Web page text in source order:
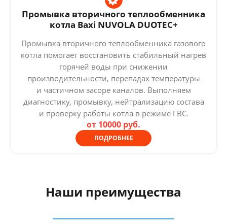
Промывка вторичного теплообменника
котла Baxi NUVOLA DUOTEC+
Промывка вторичного теплообменника газового
котла помогает восстановить стабильный нагрев
горячей воды при снижении
производительности, перепадах температуры
и частичном засоре каналов. Выполняем
диагностику, промывку, нейтрализацию состава
и проверку работы котла в режиме ГВС.
от 10000 руб.
ПОДРОБНЕЕ
Наши преимущества